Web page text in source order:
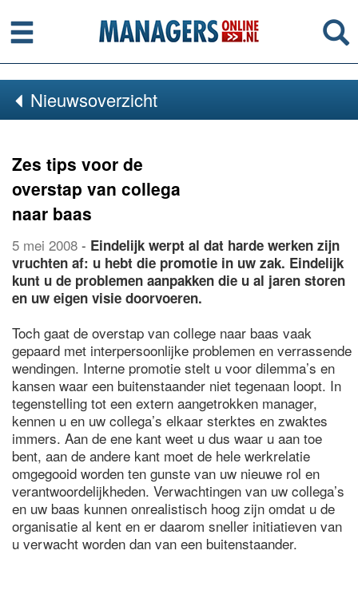
Menu
Nieuwsoverzicht
Zes tips voor de
overstap van collega
naar baas
5 mei 2008 - Eindelijk werpt al dat harde werken zijn
vruchten af: u hebt die promotie in uw zak. Eindelijk
kunt u de problemen aanpakken die u al jaren storen
en uw eigen visie doorvoeren.
Toch gaat de overstap van college naar baas vaak
gepaard met interpersoonlijke problemen en verrassende
wendingen. Interne promotie stelt u voor dilemma’s en
kansen waar een buitenstaander niet tegenaan loopt. In
tegenstelling tot een extern aangetrokken manager,
kennen u en uw collega’s elkaar sterktes en zwaktes
immers. Aan de ene kant weet u dus waar u aan toe
bent, aan de andere kant moet de hele werkrelatie
omgegooid worden ten gunste van uw nieuwe rol en
verantwoordelijkheden. Verwachtingen van uw collega’s
en uw baas kunnen onrealistisch hoog zijn omdat u de
organisatie al kent en er daarom sneller initiatieven van
u verwacht worden dan van een buitenstaander.